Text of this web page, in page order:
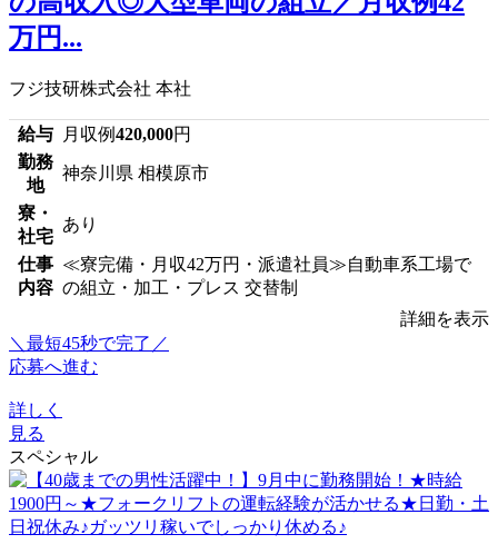
万円...
フジ技研株式会社 本社
給与 月収例420,000円
勤務
地
神奈川県 相模原市
寮・
社宅
あり
仕事
内容
≪寮完備・月収42万円・派遣社員≫自動車系工場で
の組立・加工・プレス 交替制
詳細を表示
＼最短45秒で完了／
応募へ進む
詳しく
見る
スペシャル